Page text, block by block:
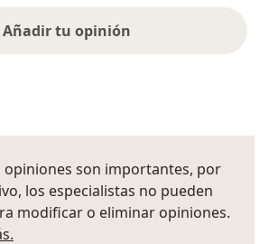
Añadir tu opinión
opiniones son importantes, por
los especialistas no pueden
modificar o eliminar opiniones.